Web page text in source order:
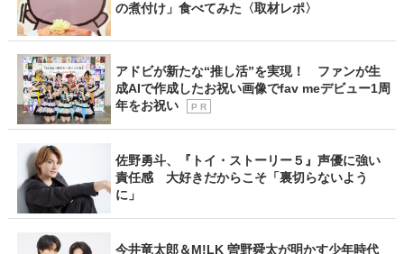
の煮付け」食べてみた〈取材レポ〉
アドビが新たな“推し活”を実現！ ファンが生
成AIで作成したお祝い画像でfav meデビュー1周
年をお祝い
P R
佐野勇斗、『トイ・ストーリー５』声優に強い
責任感 大好きだからこそ「裏切らないよう
に」
今井竜太郎＆M!LK 曽野舜太が明かす少年時代